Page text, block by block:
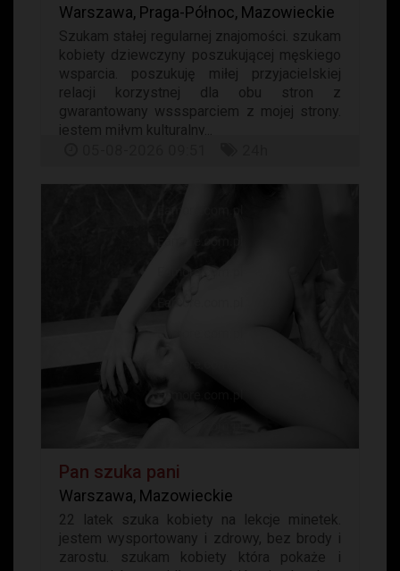
Warszawa, Praga-Północ, Mazowieckie
Szukam stałej regularnej znajomości. szukam
kobiety dziewczyny poszukującej męskiego
wsparcia. poszukuję miłej przyjacielskiej
relacji korzystnej dla obu stron z
gwarantowany wsssparciem z mojej strony.
jestem miłym kulturalny...
Pan szuka pani
Warszawa, Mazowieckie
22 latek szuka kobiety na lekcje minetek.
jestem wysportowany i zdrowy, bez brody i
zarostu. szukam kobiety która pokaże i